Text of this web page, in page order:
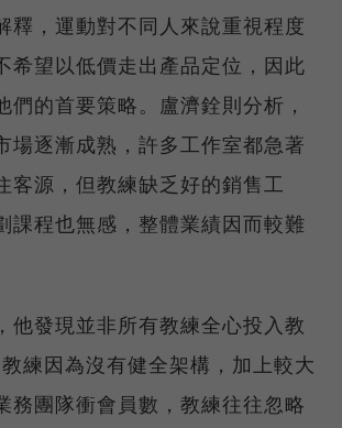
釋，運動對不同人來說重視程度
希望以低價走出產品定位，因此
們的首要策略。盧濟銓則分析，
場逐漸成熟，許多工作室都急著
客源，但教練缺乏好的銷售工
課程也無感，整體業績因而較難
他發現並非所有教練全心投入教
練因為沒有健全架構，加上較大
務團隊衝會員數，教練往往忽略